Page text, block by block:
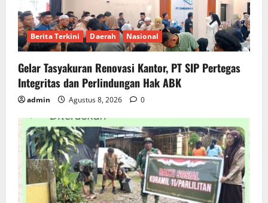
Berita Terkini Daerah Nasional
Gelar Tasyakuran Renovasi Kantor, PT SIP Pertegas
Integritas dan Perlindungan Hak ABK
admin Agustus 8, 2026 0